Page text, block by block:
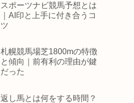
スポーツナビ競馬予想とは
｜AI印と上手に付き合うコ
ツ
札幌競馬場芝1800mの特徴
と傾向｜前有利の理由が鍵
だった
返し馬とは何をする時間？